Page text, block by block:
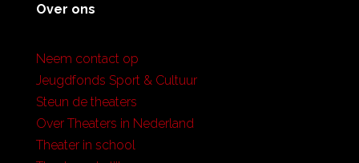
Over ons
Neem contact op
Jeugdfonds Sport & Cultuur
Steun de theaters
Over Theaters in Nederland
Theater in school